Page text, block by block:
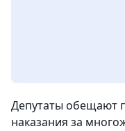
Депутаты обещают
наказания за